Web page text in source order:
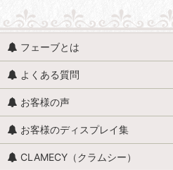
絞り込む
人形・人物 (すべての商品を表示)
人形・人物全般
アンティークドール
映画・ヒーロー
フェーブとは
よくある質問
お客様の声
お客様のディスプレイ集
CLAMECY（クラムシー）